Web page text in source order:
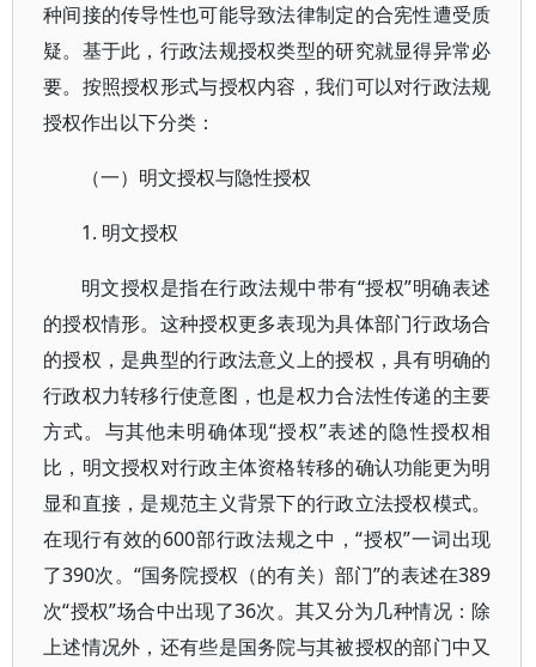
种间接的传导性也可能导致法律制定的合宪性遭受质
疑。基于此，行政法规授权类型的研究就显得异常必
要。按照授权形式与授权内容，我们可以对行政法规
授权作出以下分类：
（一）明文授权与隐性授权
1. 明文授权
明文授权是指在行政法规中带有“授权”明确表述
的授权情形。这种授权更多表现为具体部门行政场合
的授权，是典型的行政法意义上的授权，具有明确的
行政权力转移行使意图，也是权力合法性传递的主要
方式。与其他未明确体现“授权”表述的隐性授权相
比，明文授权对行政主体资格转移的确认功能更为明
显和直接，是规范主义背景下的行政立法授权模式。
在现行有效的600部行政法规之中，“授权”一词出现
了390次。“国务院授权（的有关）部门”的表述在389
次“授权”场合中出现了36次。其又分为几种情况：除
上述情况外，还有些是国务院与其被授权的部门中又